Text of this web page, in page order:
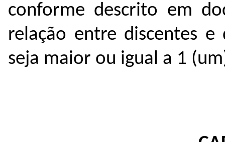
conforme descrito em
relação entre discentes e
seja maior ou igual a 1